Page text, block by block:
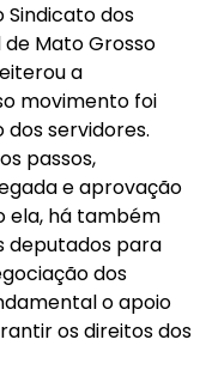
dos
de Mato Grosso
a
movimento foi
servidores.
passos,
e aprovação
ela, há também
deputados para
dos
o apoio
os direitos dos